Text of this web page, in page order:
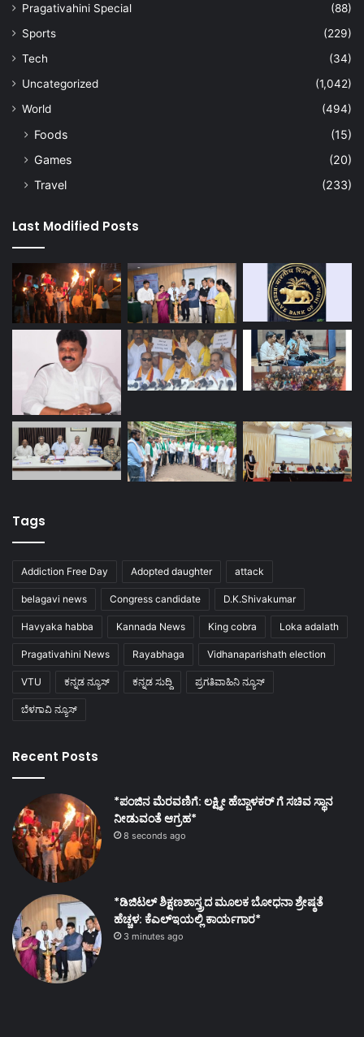
Pragativahini Special
(88)
Sports
(229)
Tech
(34)
Uncategorized
(1,042)
World
(494)
Foods
(15)
Games
(20)
Travel
(233)
Last Modified Posts
Tags
Addiction Free Day Adopted daughter attack
belagavi news Congress candidate D.K.Shivakumar
Havyaka habba Kannada News King cobra Loka adalath
Pragativahini News Rayabhaga Vidhanaparishath election
VTU ಕನ್ನಡ ನ್ಯೂಸ್ ಕನ್ನಡ ಸುದ್ದಿ ಪ್ರಗತಿವಾಹಿನಿ ನ್ಯೂಸ್
ಬೆಳಗಾವಿ ನ್ಯೂಸ್
Recent Posts
*ಪಂಜಿನ ಮೆರವಣಿಗೆ: ಲಕ್ಷ್ಮೀ ಹೆಬ್ಬಾಳಕರ್ ಗೆ ಸಚಿವ ಸ್ಥಾನ
ನೀಡುವಂತೆ ಆಗ್ರಹ*
8 seconds ago
*ಡಿಜಿಟಲ್ ಶಿಕ್ಷಣಶಾಸ್ತ್ರದ ಮೂಲಕ ಬೋಧನಾ ಶ್ರೇಷ್ಠತೆ
ಹೆಚ್ಚಳ: ಕೆಎಲ್ಇಯಲ್ಲಿ ಕಾರ್ಯಗಾರ*
3 minutes ago